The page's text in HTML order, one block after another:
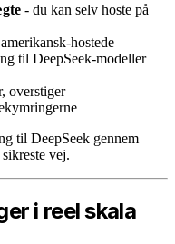
- du kan selv hoste på
hostede
til DeepSeek-modeller
overstiger
til DeepSeek gennem
vej.
i reel skala